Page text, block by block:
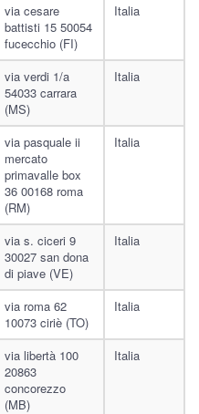
via cesare
battisti 15 50054
fucecchio (FI)
Italia
via verdi 1/a
54033 carrara
(MS)
Italia
via pasquale ii
mercato
primavalle box
36 00168 roma
(RM)
Italia
via s. ciceri 9
30027 san dona
di piave (VE)
Italia
via roma 62
10073 ciriè (TO)
Italia
via libertà 100
20863
concorezzo
(MB)
Italia